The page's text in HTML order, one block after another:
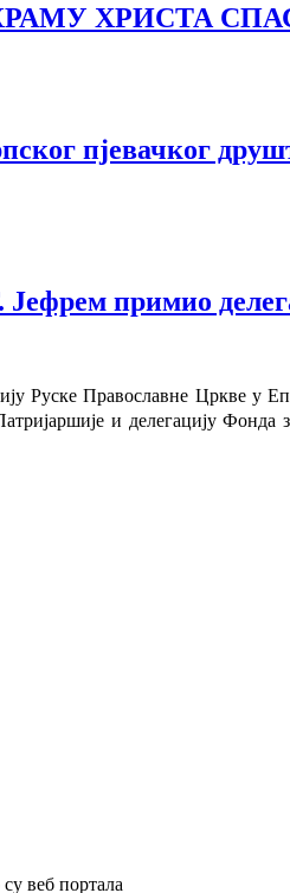
ХРИСТА
пјевачког
примио
Руске Православне Цркве у
и делегацију
веб портала